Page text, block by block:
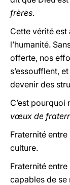
frères.
Cette vérité est
l’humanité.
offerte, nos
s’essoufflent,
devenir des
C’est
vœux de
Fraternité
culture.
Fraternité
capables de se